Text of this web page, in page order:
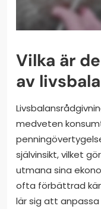
Vilka är
av
medveten
självinsikt, vilket
utmana sina
ofta förbättrad
lär sig att